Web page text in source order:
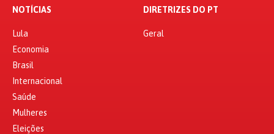
NOTÍCIAS
Lula
Economia
Brasil
Internacional
Saúde
Mulheres
Eleições
DIRETRIZES DO PT
Geral